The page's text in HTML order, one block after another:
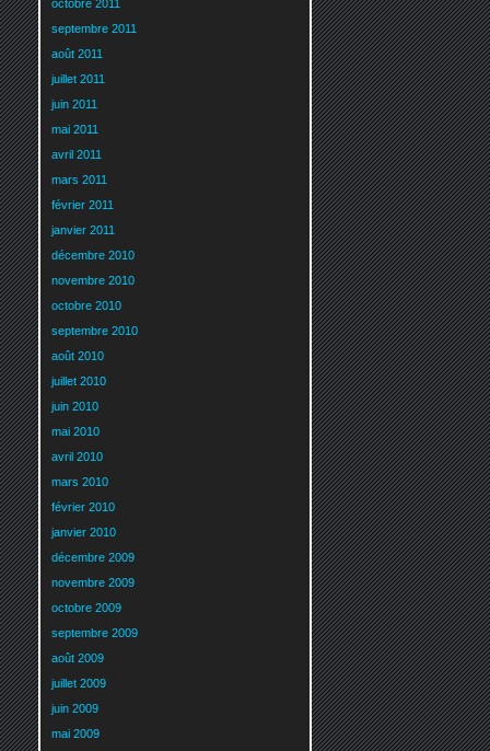
octobre 2011
septembre 2011
août 2011
juillet 2011
juin 2011
mai 2011
avril 2011
mars 2011
février 2011
janvier 2011
décembre 2010
novembre 2010
octobre 2010
septembre 2010
août 2010
juillet 2010
juin 2010
mai 2010
avril 2010
mars 2010
février 2010
janvier 2010
décembre 2009
novembre 2009
octobre 2009
septembre 2009
août 2009
juillet 2009
juin 2009
mai 2009